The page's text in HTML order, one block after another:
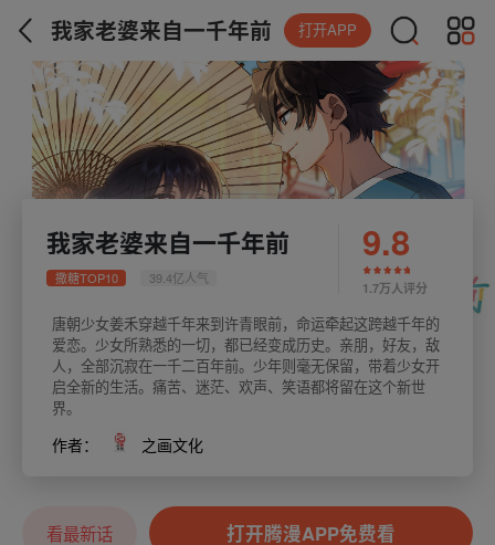
我家老婆来自一千年前 打开APP
我家老婆来自一千年前
撒糖TOP10 39.4亿人气
9.8
1.7万人评分
唐朝少女姜禾穿越千年来到许青眼前，命运牵起这跨越千年的
爱恋。少女所熟悉的一切，都已经变成历史。亲朋，好友，敌
人，全部沉寂在一千二百年前。少年则毫无保留，带着少女开
启全新的生活。痛苦、迷茫、欢声、笑语都将留在这个新世
界。
作者： 之画文化
看最新话 打开腾漫APP免费看